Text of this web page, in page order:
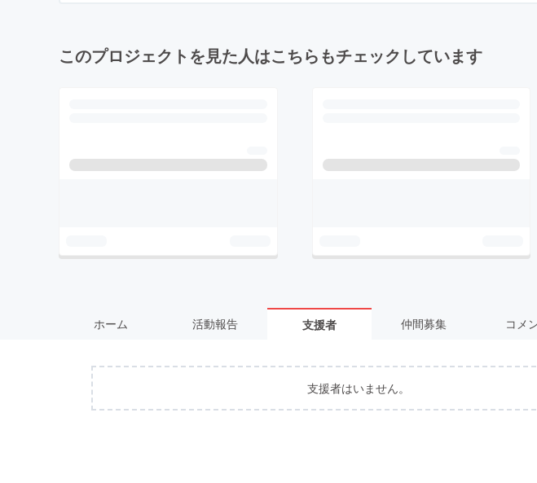
このプロジェクトを見た人はこちらもチェックしています
ホーム 活動報告 支援者 仲間募集 コメ
支援者はいません。